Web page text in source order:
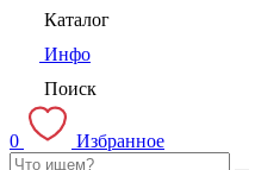
Каталог
Инфо
Поиск
0 Избранное